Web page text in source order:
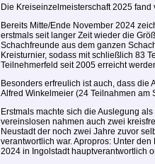
Die Kreiseinzelmeisterschaft 2025
Bereits Mitte/Ende November 2024
erstmals seit langer Zeit wieder die
Schachfreunde aus dem ganzen
Kreisturnier, sodass mit schließlich 83
Teilnehmerfeld seit 2005 erreicht
Besonders erfreulich ist auch, dass die
Alfred Winkelmeier (24 Teilnahmen am
Erstmals machte sich die Auslegung
vereinslosen nahmen auch zwei
Neustadt der noch zwei Jahre zuvor
verantwortlich war. Apropros: Unter
2024 in Ingolstadt hauptverantwortlich